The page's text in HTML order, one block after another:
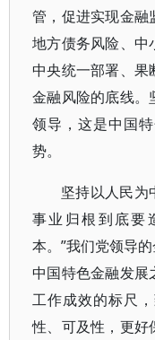
管，促进实现金融
地方债务风险、中
中央统一部署、果
金融风险的底线。
领导，这是中国
势。
坚持以人民为
事业归根到底要
本。”我们党领导
中国特色金融发展
工作成效的标尺
性、可及性，更好